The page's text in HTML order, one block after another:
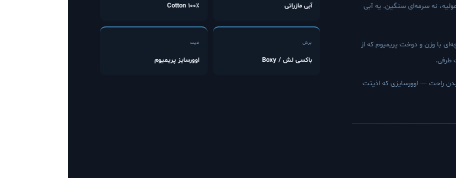
نه سرمه‌ای سنگین. یه آبی
با وزن و دوخت پریمیوم که از
طرفی.
راحت — اوورسایزی که اذیتت
آبی مازراتی ۱۰۰٪ Cotton
برش
باکسی لش / Boxy
فیت
اوورسایز پریمیوم